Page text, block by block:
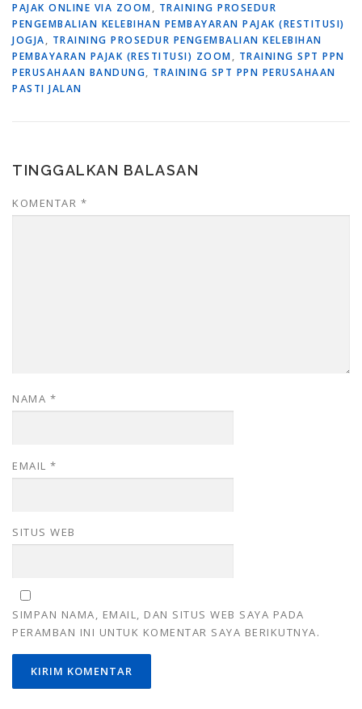
PAJAK ONLINE VIA ZOOM, TRAINING PROSEDUR
PENGEMBALIAN KELEBIHAN PEMBAYARAN PAJAK (RESTITUSI)
JOGJA, TRAINING PROSEDUR PENGEMBALIAN KELEBIHAN
PEMBAYARAN PAJAK (RESTITUSI) ZOOM, TRAINING SPT PPN
PERUSAHAAN BANDUNG, TRAINING SPT PPN PERUSAHAAN
PASTI JALAN
TINGGALKAN BALASAN
KOMENTAR *
NAMA *
EMAIL *
SITUS WEB
SIMPAN NAMA, EMAIL, DAN SITUS WEB SAYA PADA
PERAMBAN INI UNTUK KOMENTAR SAYA BERIKUTNYA.